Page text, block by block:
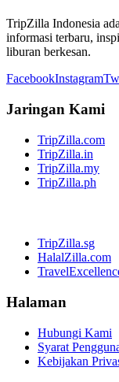
TripZilla Indonesia
informasi terbaru,
liburan berkesan.
FacebookInstagram
Jaringan Kami
TripZilla.com
TripZilla.in
TripZilla.my
TripZilla.ph
TripZilla.sg
HalalZilla.com
Halaman
Hubungi Kami
Syarat
Kebijakan